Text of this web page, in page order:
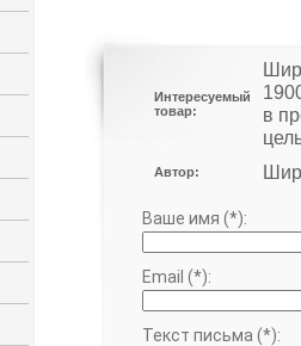
Интересуемый
товар:
в
Автор:
Ваше имя (*):
Email (*):
Текст письма (*):